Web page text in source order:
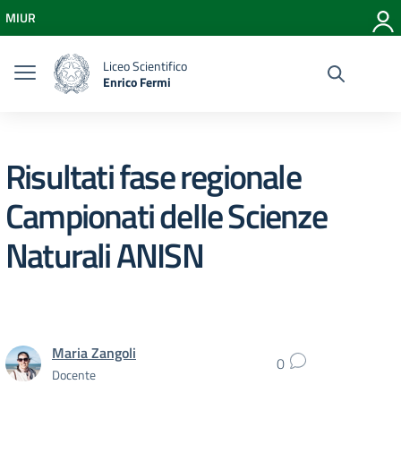
Vai al menu di navigazione
Vai al footer
MIUR
Liceo Scientifico
Enrico Fermi
Risultati fase regionale
Campionati delle Scienze
Naturali ANISN
Maria Zangoli
Docente 0